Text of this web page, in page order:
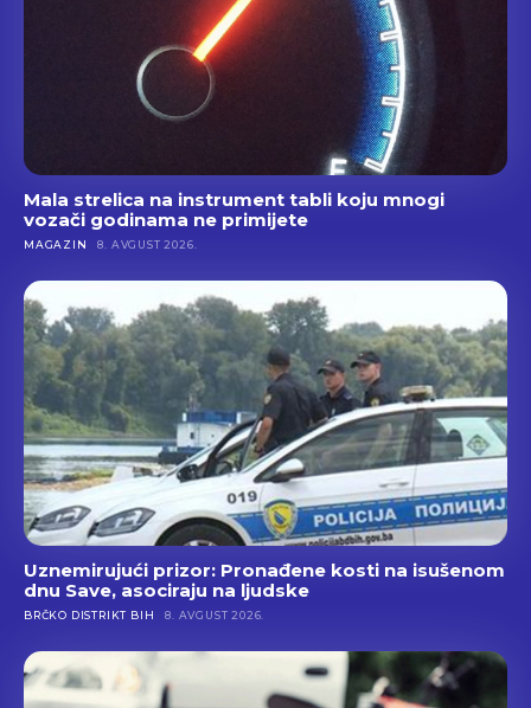
Mala strelica na instrument tabli koju mnogi
vozači godinama ne primijete
MAGAZIN 8. AVGUST 2026.
Uznemirujući prizor: Pronađene kosti na isušenom
dnu Save, asociraju na ljudske
BRČKO DISTRIKT BIH 8. AVGUST 2026.